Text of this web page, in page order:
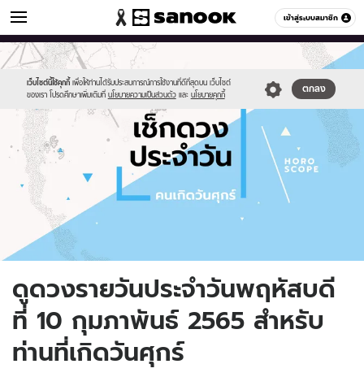
เข้าสู่ระบบสมาชิก
ดูดวง หมวดอื่นๆ
เว็บไซต์นี้ใช้คุกกี้ เพื่อให้ท่านได้รับประสบการณ์การใช้งานที่ดีที่สุดบน เว็บไซต์
ของเรา โปรดศึกษาเพิ่มเติมที่ นโยบายความเป็นส่วนตัว และ นโยบายคุกกี้
ตกลง
Sanook
//s.isanook.com/sr/0/images/logo-
new-
sanook.png
600
60
//s.isanook.com/ho/0/ud/fxd/day/daily-
horoscope-
friday.jpg
ดูดวงรายวันประจำวันพฤหัสบดี
ที่ 10 กุมภาพันธ์ 2565 สำหรับ
ท่านที่เกิดวันศุกร์